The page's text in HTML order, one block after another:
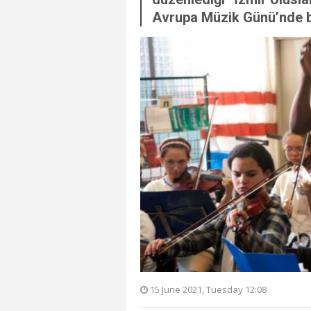
Avrupa Müzik Günü’nde
15 June 2021, Tuesday 12:08